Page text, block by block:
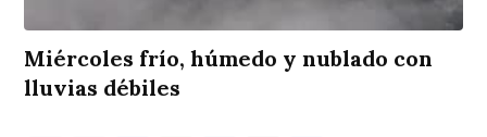
Miércoles frío, húmedo y nublado con
lluvias débiles